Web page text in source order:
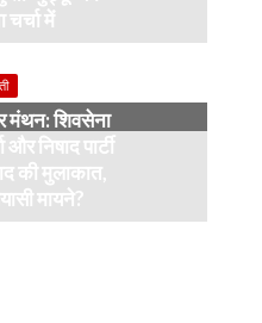
में
मंथन: शिवसेना
निषाद पार्टी
की मुलाकात,
मायने?